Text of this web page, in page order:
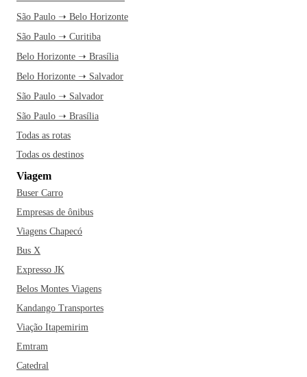
São Paulo ➝ Belo Horizonte
São Paulo ➝ Curitiba
Belo Horizonte ➝ Brasília
Belo Horizonte ➝ Salvador
São Paulo ➝ Salvador
São Paulo ➝ Brasília
Todas as rotas
Todas os destinos
Viagem
Buser Carro
Empresas de ônibus
Viagens Chapecó
Bus X
Expresso JK
Belos Montes Viagens
Kandango Transportes
Viação Itapemirim
Emtram
Catedral